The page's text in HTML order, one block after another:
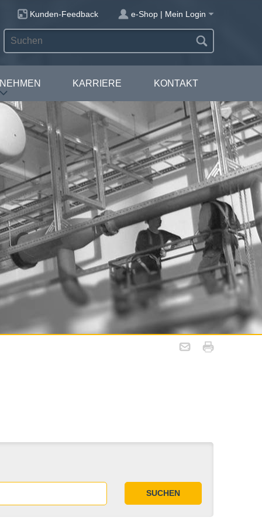
Kunden-Feedback e-Shop | Mein Login
KARRIERE KONTAKT
SPEZIALIST FÜR
Effizient. Innovativ.
SUCHEN